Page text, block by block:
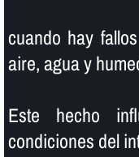
cuando hay
aire, agua y
Este hecho
condiciones del